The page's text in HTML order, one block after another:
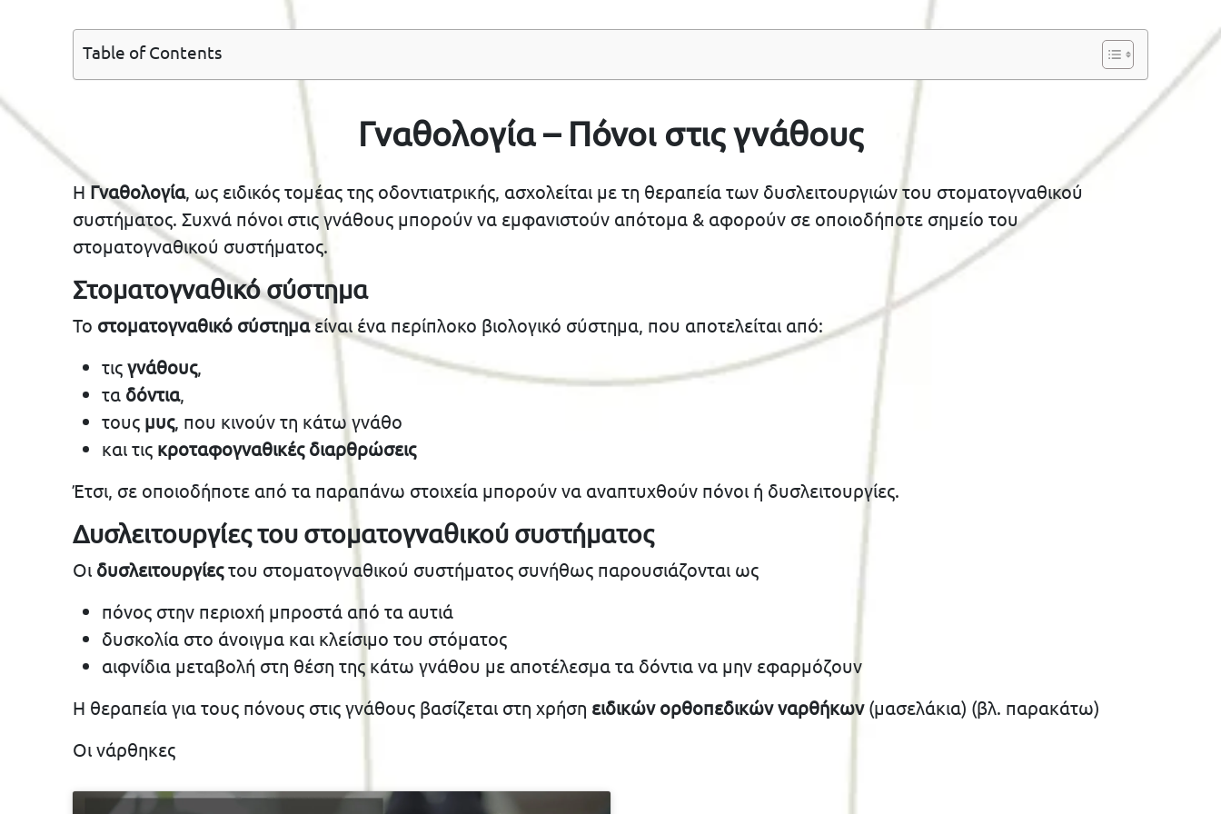
Table of Contents
Γναθολογία – Πόνοι στις γνάθους
ΗΓναθολογία, ως ειδικός τομέας της οδοντιατρικής, ασχολείται με τη θεραπεία των δυσλειτουργιών του στοματογναθικού
συστήματος. Συχνά πόνοι στις γνάθους μπορούν να εμφανιστούν απότομα & αφορούν σε οποιοδήποτε σημείο του
στοματογναθικού συστήματος.
Στοματογναθικό σύστημα
Το στοματογναθικό σύστημαείναι ένα περίπλοκο βιολογικό σύστημα, που αποτελείται από:
τις γνάθους,
τα δόντια,
τους μυς, που κινούν τη κάτω γνάθο
και τις κροταφογναθικές διαρθρώσεις
Έτσι, σε οποιοδήποτε από τα παραπάνω στοιχεία μπορούν να αναπτυχθούν πόνοι ή δυσλειτουργίες.
Δυσλειτουργίες του στοματογναθικού συστήματος
Οι δυσλειτουργίεςτου στοματογναθικού συστήματος συνήθως παρουσιάζονται ως
πόνος στην περιοχή μπροστά από τα αυτιά
δυσκολία στο άνοιγμα και κλείσιμο του στόματος
αιφνίδια μεταβολή στη θέση της κάτω γνάθου με αποτέλεσμα τα δόντια να μην εφαρμόζουν
Η θεραπεία για τους πόνους στις γνάθους βασίζεται στη χρήση ειδικών ορθοπεδικών ναρθήκων(μασελάκια) (βλ. παρακάτω)
Οι νάρθηκες